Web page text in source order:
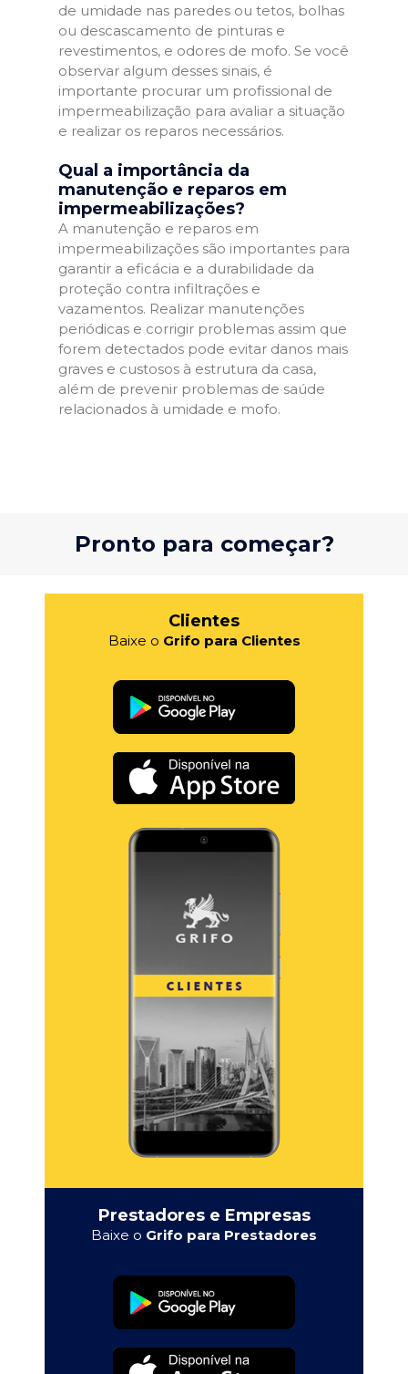
de umidade nas paredes ou tetos, bolhas
ou descascamento de pinturas e
revestimentos, e odores de mofo. Se você
observar algum desses sinais, é
importante procurar um profissional de
impermeabilização para avaliar a situação
e realizar os reparos necessários.
Qual a importância da
manutenção e reparos em
impermeabilizações?
A manutenção e reparos em
impermeabilizações são importantes para
garantir a eficácia e a durabilidade da
proteção contra infiltrações e
vazamentos. Realizar manutenções
periódicas e corrigir problemas assim que
forem detectados pode evitar danos mais
graves e custosos à estrutura da casa,
além de prevenir problemas de saúde
relacionados à umidade e mofo.
Pronto para começar?
Clientes
Baixe o Grifo para Clientes
Prestadores e Empresas
Baixe o Grifo para Prestadores